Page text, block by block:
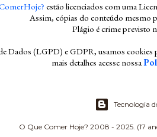
estão licenciados com uma
Assim, cópias do conteúdo mesmo
Plágio é crime previsto
Dados (LGPD) e GDPR, usamos cookies
mais detalhes acesse nossa
Tecnologia
O Que Comer Hoje? 2008 - 2025. (17